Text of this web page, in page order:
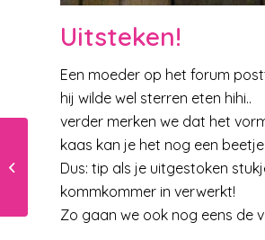
Uitsteken!
Een moeder op het forum
hij wilde wel sterren eten hihi..
verder merken we dat het
kaas kan je het nog een
Dus: tip als je uitgestoken
kommkommer in verwerkt!
Zo gaan we ook nog eens de
Wees slim : voorkom
een nee van je peuter